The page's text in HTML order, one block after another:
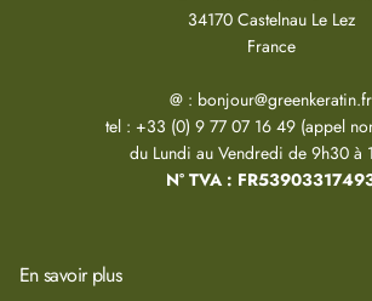
34170 Castelnau Le Lez
France
@ : bonjour@greenkeratin.fr
tel : +33 (0) 9 77 07 16 49 (appel
du Lundi au Vendredi de 9h30 à
N° TVA :
En savoir plus